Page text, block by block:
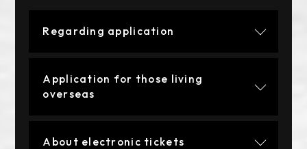
Regarding application
Application for those living
overseas
About electronic tickets